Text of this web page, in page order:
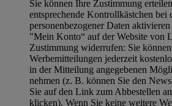
Sie können Ihre Zustimmung
entsprechende Kontrollkästchen bei
personenbezogener Daten
"Mein Konto“ auf der Website von
Zustimmung widerrufen: Sie
Werbemitteilungen jederzeit
in der Mitteilung angegebenen
nehmen (z. B. können Sie den
Sie auf den Link zum Abbestellen
klicken). Wenn Sie keine weitere